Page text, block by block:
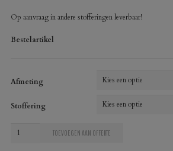
Op aanvraag in andere stofferingen leverbaar!
Bestelartikel
Afmeting
Stoffering
Wandbank
TOEVOEGEN AAN OFFERTE